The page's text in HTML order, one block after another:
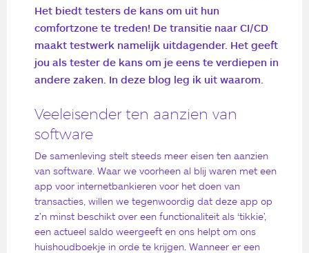
Het biedt testers de kans om uit hun
comfortzone te treden! De transitie naar CI/CD
maakt testwerk namelijk uitdagender. Het geeft
jou als tester de kans om je eens te verdiepen in
andere zaken. In deze blog leg ik uit waarom.
Veeleisender ten aanzien van
software
De samenleving stelt steeds meer eisen ten aanzien
van software. Waar we voorheen al blij waren met een
app voor internetbankieren voor het doen van
transacties, willen we tegenwoordig dat deze app op
z’n minst beschikt over een functionaliteit als ‘tikkie’,
een actueel saldo weergeeft en ons helpt om ons
huishoudboekje in orde te krijgen. Wanneer er een